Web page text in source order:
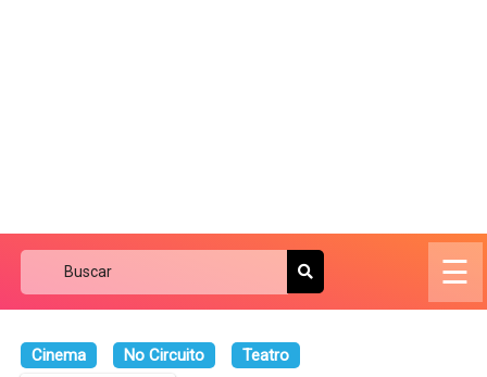
☰
Cinema No Circuito Teatro